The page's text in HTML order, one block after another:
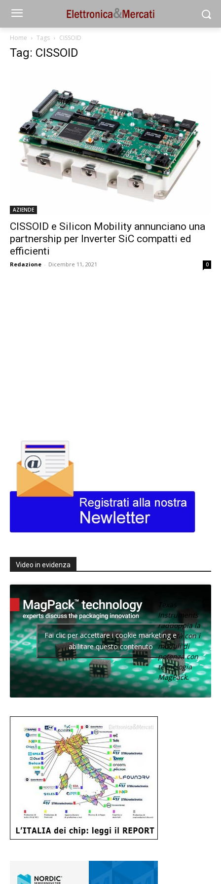
Home Tags CISSOID
Tag: CISSOID
AZIENDE
CISSOID e Silicon Mobility annunciano una
partnership per Inverter SiC compatti ed
efficienti
Redazione - Dicembre 11, 2021 0
Video in evidenza
Texas
Instruments
raddoppia la
densità con i
moduli di
potenza con
tecnologia
MagPack.
Fai clic per accettare i cookie marketing e
abilitare questo contenuto